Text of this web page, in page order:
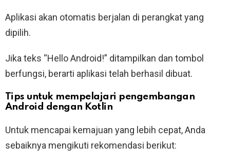
Aplikasi akan otomatis berjalan di perangkat yang
dipilih.
Jika teks “Hello Android!” ditampilkan dan tombol
berfungsi, berarti aplikasi telah berhasil dibuat.
Tips untuk mempelajari pengembangan
Android dengan Kotlin
Untuk mencapai kemajuan yang lebih cepat, Anda
sebaiknya mengikuti rekomendasi berikut: